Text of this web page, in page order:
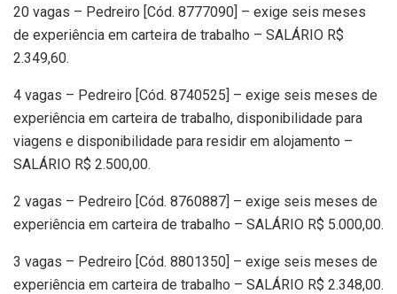
20 vagas – Pedreiro [Cód. 8777090] – exige seis meses
de experiência em carteira de trabalho – SALÁRIO R$
2.349,60.
4 vagas – Pedreiro [Cód. 8740525] – exige seis meses de
experiência em carteira de trabalho, disponibilidade para
viagens e disponibilidade para residir em alojamento –
SALÁRIO R$ 2.500,00.
2 vagas – Pedreiro [Cód. 8760887] – exige seis meses de
experiência em carteira de trabalho – SALÁRIO R$ 5.000,00.
3 vagas – Pedreiro [Cód. 8801350] – exige seis meses de
experiência em carteira de trabalho – SALÁRIO R$ 2.348,00.